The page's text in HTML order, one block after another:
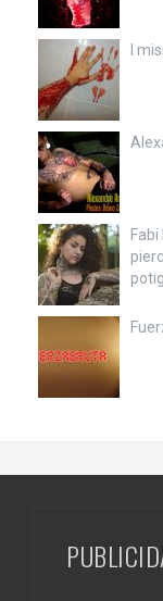
I